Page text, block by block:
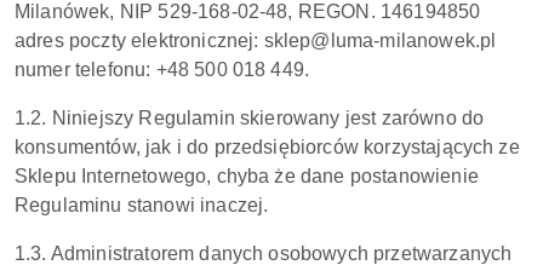
Milanówek, NIP 529-168-02-48, REGON. 146194850
adres poczty elektronicznej: sklep@luma-milanowek.pl
numer telefonu: +48 500 018 449.
1.2. Niniejszy Regulamin skierowany jest zarówno do
konsumentów, jak i do przedsiębiorców korzystających ze
Sklepu Internetowego, chyba że dane postanowienie
Regulaminu stanowi inaczej.
1.3. Administratorem danych osobowych przetwarzanych